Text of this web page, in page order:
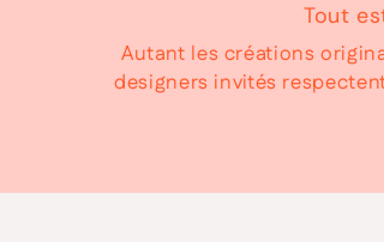
Tout
Autant les créations
designers invités